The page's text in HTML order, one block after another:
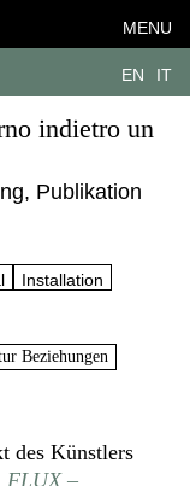
MENU
EN IT
indietro un
Publikation
Installation
Beziehungen
des Künstlers
FLUX –